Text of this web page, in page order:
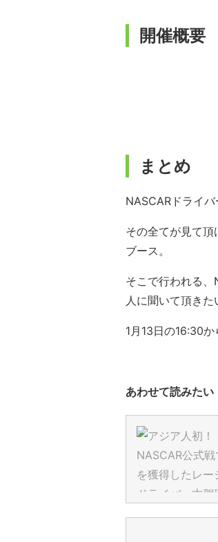
開催概要
まとめ
NASCARドライ
その全てが見て
ブース。
そこで行われる
人に聞いて頂きた
1月13日の16:30
あわせて読みたい